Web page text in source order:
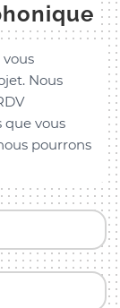
Nous
vous
pourrons